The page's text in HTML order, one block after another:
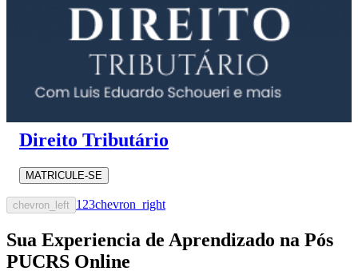
Direito Tributário
MATRICULE-SE
chevron_left 1 23chevron_right
Sua Experiencia de Aprendizado na Pós
PUCRS Online